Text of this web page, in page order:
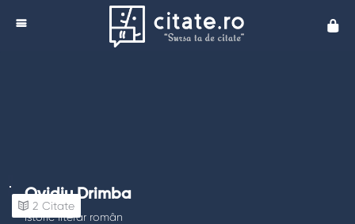
Ovidiu Drimba
Istoric literar român
2 Citate